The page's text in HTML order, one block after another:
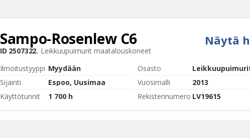
Näytä
Sampo-Rosenlew C6
ID 2507322. Leikkuupuimurit maatalouskoneet
Ilmoitustyyppi Myydään Osasto
Sijainti
Espoo, Uusimaa Vuosimalli
2013
Käyttötunnit
1 700 h Rekisterinumero LV19615